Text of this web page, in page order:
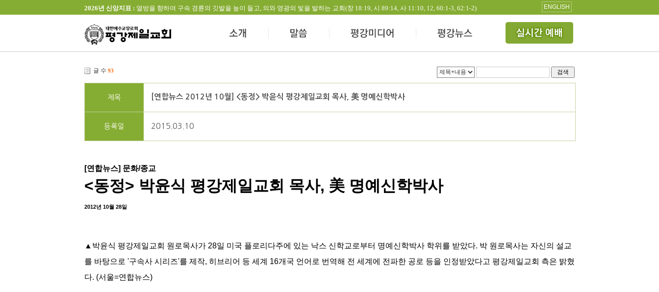
2026년 신앙지표 : 열방을 향하여 구속 경륜의 깃발을 높이 들고, 의와 영광의 빛을 발하는 교회(창 18:19, 시 89:14, 사 11:10, 12, 60:1-3, 62:1-2) ENGLISH
글 수 93 검색
제목 [연합뉴스 2012년 10월] <동정> 박윤식 평강제일교회 목사, 美 명예신학박사
등록일 2015.03.10
[연합뉴스] 문화/종교
<동정> 박윤식 평강제일교회 목사, 美 명예신학박사
2012년 10월 28일
▲박윤식 평강제일교회 원로목사가 28일 미국 플로리다주에 있는 낙스 신학교로부터 명예신학박사 학위를 받았다. 박 원로목사는 자신의 설교
를 바탕으로 '구속사 시리즈'를 제작, 히브리어 등 세계 16개국 언어로 번역해 전 세계에 전파한 공로 등을 인정받았다고 평강제일교회 측은 밝혔
다. (서울=연합뉴스)